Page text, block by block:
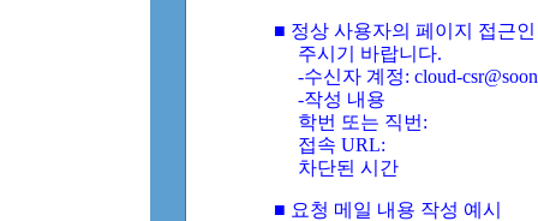
■ 정상 사용자의 페이지 접근
주시기 바랍니다.
-수신자 계정: cloud-
-작성 내용
학번 또는 직번:
접속 URL:
차단된 시간
■ 요청 메일 내용 작성 예시